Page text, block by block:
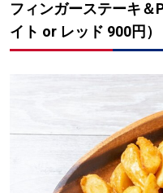
フィンガーステーキ＆
イト or レッド 900円）